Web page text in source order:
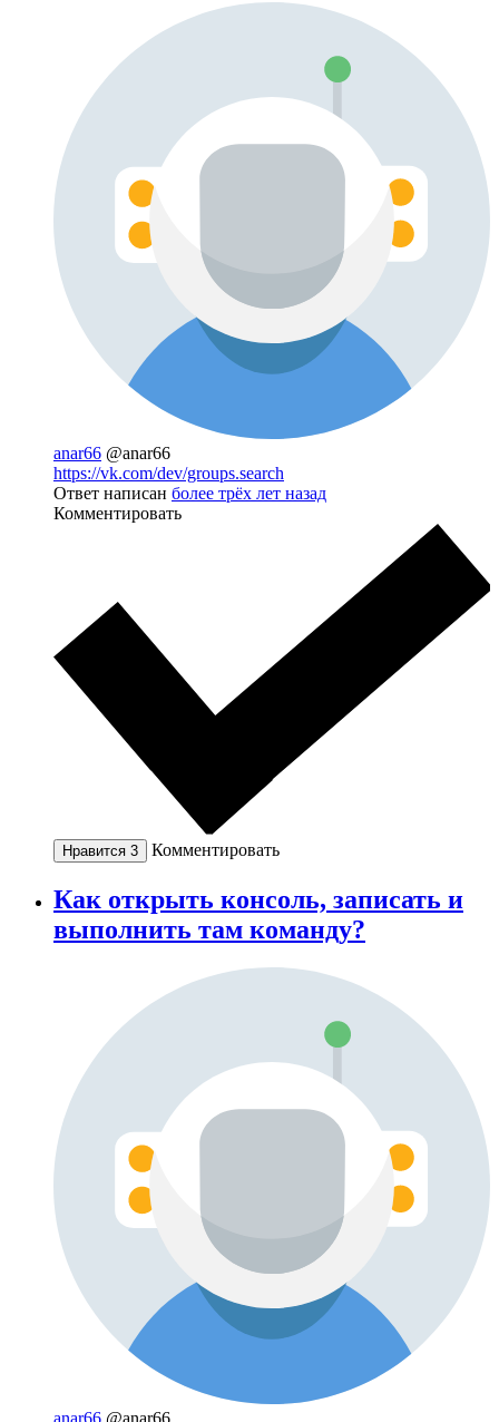
anar66 @anar66
https://vk.com/dev/groups.search
Ответ написан более трёх лет назад
Комментировать
Нравится 3 Комментировать
Как открыть консоль, записать и
выполнить там команду?
anar66 @anar66